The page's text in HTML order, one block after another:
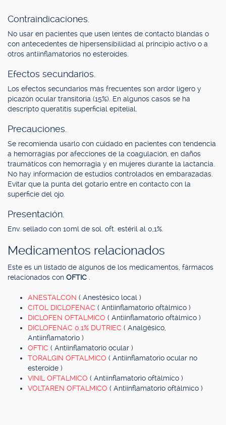
Contraindicaciones.
No usar en pacientes que usen lentes de contacto blandas o
con antecedentes de hipersensibilidad al principio activo o a
otros antiinflamatorios no esteroides.
Efectos secundarios.
Los efectos secundarios más frecuentes son ardor ligero y
picazón ocular transitoria (15%). En algunos casos se ha
descripto queratitis superficial epitelial.
Precauciones.
Se recomienda usarlo con cuidado en pacientes con tendencia
a hemorragias por afecciones de la coagulación, en daños
traumáticos con hemorragia y en mujeres durante la lactancia.
No hay información de estudios controlados en embarazadas.
Evitar que la punta del gotario entre en contacto con la
superficie del ojo.
Presentación.
Env. sellado con 10ml de sol. oft. estéril al 0,1%.
Medicamentos relacionados
Este es un listado de algunos de los medicamentos, fármacos
relacionados con OFTIC
ANESTALCON ( Anestésico local )
CITOL DICLOFENAC ( Antiinflamatorio oftálmico )
DICLOFEN OFTALMICO ( Antiinflamatorio oftálmico )
DICLOFENAC 0.1% DUTRIEC ( Analgésico,
Antiinflamatorio )
OFTIC ( Antiinflamatorio ocular )
TORALGIN OFTALMICO ( Antiinflamatorio ocular no
esteroide )
VINIL OFTALMICO ( Antiinflamatorio oftálmico )
VOLTAREN OFTALMICO ( Antiinflamatorio oftálmico )